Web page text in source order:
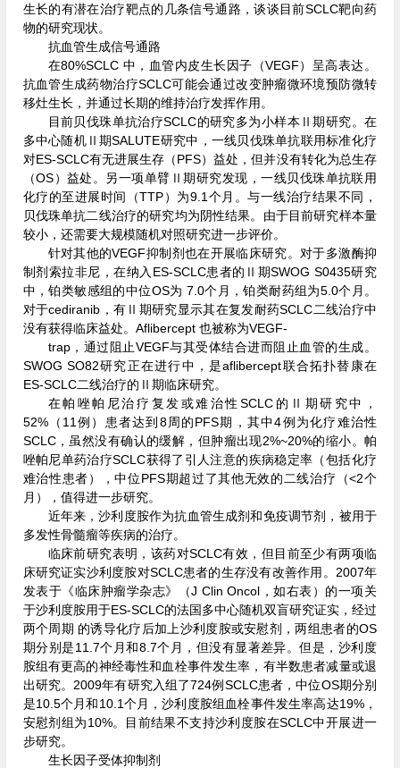
生长的有潜在治疗靶点的几条信号通路，谈谈目前SCLC靶向药
物的研究现状。
抗血管生成信号通路
在80%SCLC 中，血管内皮生长因子（VEGF）呈高表达。
抗血管生成药物治疗SCLC可能会通过改变肿瘤微环境预防微转
移灶生长，并通过长期的维持治疗发挥作用。
目前贝伐珠单抗治疗SCLC的研究多为小样本Ⅱ期研究。在
多中心随机Ⅱ期SALUTE研究中，一线贝伐珠单抗联用标准化疗
对ES-SCLC有无进展生存（PFS）益处，但并没有转化为总生存
（OS）益处。另一项单臂Ⅱ期研究发现，一线贝伐珠单抗联用
化疗的至进展时间（TTP）为9.1个月。与一线治疗结果不同，
贝伐珠单抗二线治疗的研究均为阴性结果。由于目前研究样本量
较小，还需要大规模随机对照研究进一步评价。
针对其他的VEGF抑制剂也在开展临床研究。对于多激酶抑
制剂索拉非尼，在纳入ES-SCLC患者的Ⅱ期SWOG S0435研究
中，铂类敏感组的中位OS为 7.0个月，铂类耐药组为5.0个月。
对于cediranib，有Ⅱ期研究显示其在复发耐药SCLC二线治疗中
没有获得临床益处。Aflibercept 也被称为VEGF-
trap，通过阻止VEGF与其受体结合进而阻止血管的生成。
SWOG SO82研究正在进行中，是aflibercept联合拓扑替康在
ES-SCLC二线治疗的Ⅱ期临床研究。
在帕唑帕尼治疗复发或难治性SCLC的Ⅱ期研究中，
52%（11例）患者达到8周的PFS期，其中4例为化疗难治性
SCLC，虽然没有确认的缓解，但肿瘤出现2%~20%的缩小。帕
唑帕尼单药治疗SCLC获得了引人注意的疾病稳定率（包括化疗
难治性患者），中位PFS期超过了其他无效的二线治疗（<2个
月），值得进一步研究。
近年来，沙利度胺作为抗血管生成剂和免疫调节剂，被用于
多发性骨髓瘤等疾病的治疗。
临床前研究表明，该药对SCLC有效，但目前至少有两项临
床研究证实沙利度胺对SCLC患者的生存没有改善作用。2007年
发表于《临床肿瘤学杂志》（J Clin Oncol，如右表）的一项关
于沙利度胺用于ES-SCLC的法国多中心随机双盲研究证实，经过
两个周期 的诱导化疗后加上沙利度胺或安慰剂，两组患者的OS
期分别是11.7个月和8.7个月，但没有显著差异。但是，沙利度
胺组有更高的神经毒性和血栓事件发生率，有半数患者减量或退
出研究。2009年有研究入组了724例SCLC患者，中位OS期分别
是10.5个月和10.1个月，沙利度胺组血栓事件发生率高达19%，
安慰剂组为10%。目前结果不支持沙利度胺在SCLC中开展进一
步研究。
生长因子受体抑制剂